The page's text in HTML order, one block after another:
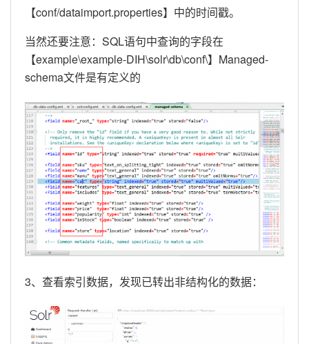
【conf/dataimport.properties】中的时间戳。
当然还要注意：SQL语句中查询的字段在
【example\example-DIH\solr\db\conf\】Managed-
schema文件是有定义的
3、查看索引数据，发现已转出非结构化的数据：